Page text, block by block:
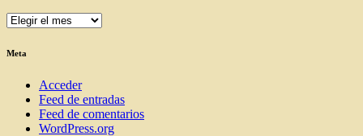
ENTRADAS
BLOG
Meta
Acceder
Feed de entradas
Feed de comentarios
WordPress.org